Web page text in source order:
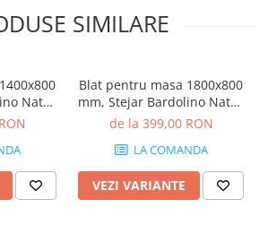
SIMILARE
Natur
Blat pentru masa 1800x800
mm, Stejar Bardolino Natur
H1145 ST10
de la 399,00 RON
LA COMANDA
VEZI VARIANTE